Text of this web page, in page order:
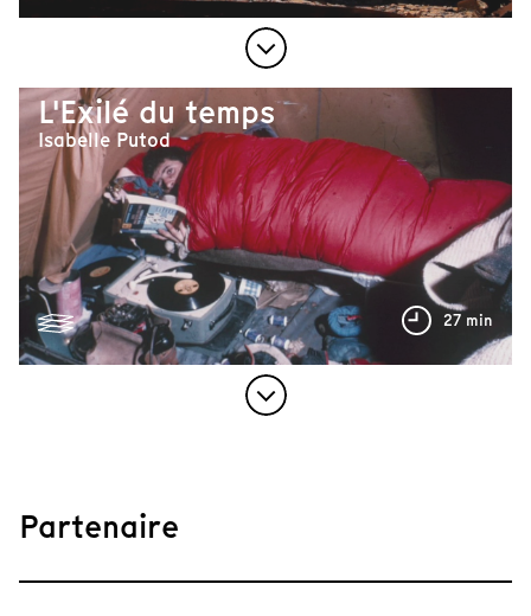
L'Exilé du temps
Isabelle Putod
27 min
Partenaire